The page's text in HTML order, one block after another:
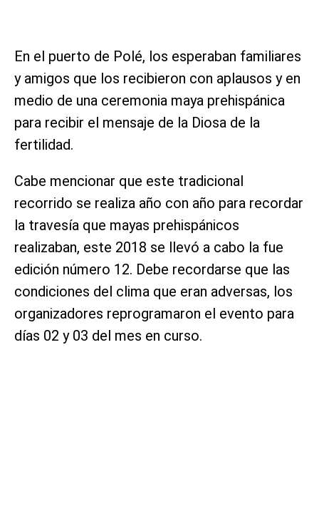
En el puerto de Polé, los esperaban familiares
y amigos que los recibieron con aplausos y en
medio de una ceremonia maya prehispánica
para recibir el mensaje de la Diosa de la
fertilidad.
Cabe mencionar que este tradicional
recorrido se realiza año con año para recordar
la travesía que mayas prehispánicos
realizaban, este 2018 se llevó a cabo la fue
edición número 12. Debe recordarse que las
condiciones del clima que eran adversas, los
organizadores reprogramaron el evento para
días 02 y 03 del mes en curso.